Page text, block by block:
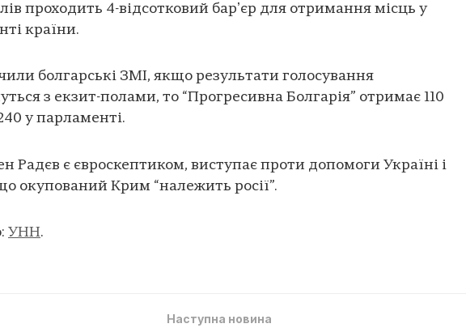
проходить 4-відсотковий барʼєр для отримання місць у
країни.
болгарські ЗМІ, якщо результати голосування
з екзит-полами, то “Прогресивна Болгарія” отримає 110
у парламенті.
Радєв є євроскептиком, виступає проти допомоги Україні і
окупований Крим “належить росії”.
УНН.
Наступна новина